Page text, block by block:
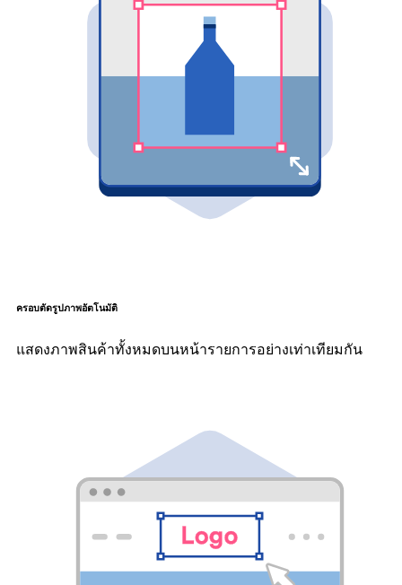
ครอบตัดรูปภาพอัตโนมัติ
แสดงภาพสินค้าทั้งหมดบนหน้ารายการอย่างเท่าเทียมกัน